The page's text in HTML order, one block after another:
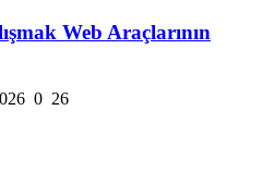
Web Araçlarının
0 26